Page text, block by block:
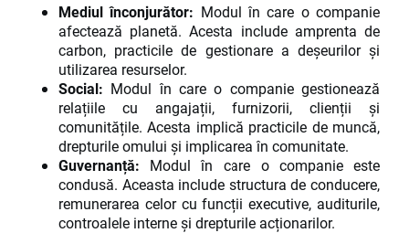
Mediul înconjurător: Modul în care o companie
afectează planetă. Acesta include amprenta de
carbon, practicile de gestionare a deșeurilor și
utilizarea resurselor.
Social: Modul în care o companie gestionează
relațiile cu angajații, furnizorii, clienții și
comunitățile. Acesta implică practicile de muncă,
drepturile omului și implicarea în comunitate.
Guvernanță: Modul în care o companie este
condusă. Aceasta include structura de conducere,
remunerarea celor cu funcții executive, auditurile,
controalele interne și drepturile acționarilor.